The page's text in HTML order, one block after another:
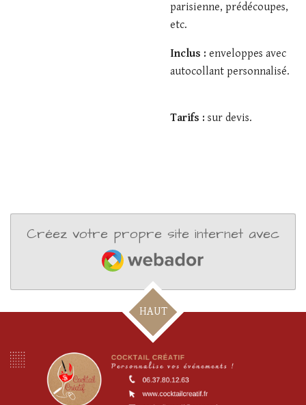
parisienne, prédécoupes,
etc.
Inclus : enveloppes avec
autocollant personnalisé.
Tarifs : sur devis.
Créez votre propre site internet avec
Webador
HAUT